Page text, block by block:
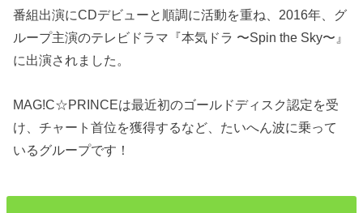
番組出演にCDデビューと順調に活動を重ね、2016年、グ
ループ主演のテレビドラマ『本気ドラ 〜Spin the Sky〜』
に出演されました。
MAG!C☆PRINCEは最近初のゴールドディスク認定を受
け、チャート首位を獲得するなど、たいへん波に乗って
いるグループです！